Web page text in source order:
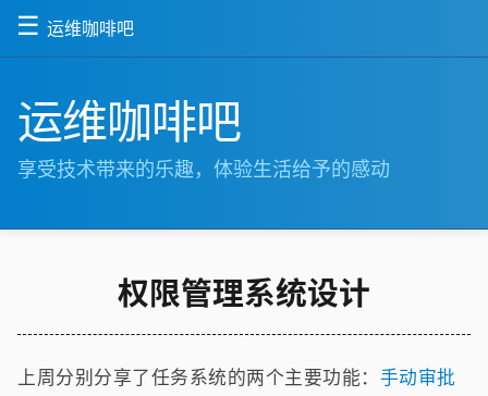
☰ 运维咖啡吧
运维咖啡吧
享受技术带来的乐趣，体验生活给予的感动
权限管理系统设计
上周分别分享了任务系统的两个主要功能： 手动审批